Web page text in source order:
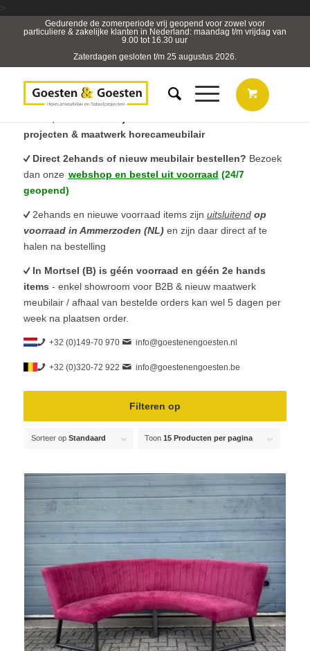
>
Gedurende de zomerperiode vrij geopend voor zowel voor
particuliere & zakelijke klanten in Nederland: maandag t/m vrijdag van
9.00 tot 16.30 uur
Zaterdagen gesloten t/m 25 augustus 2026.
projecten & maatwerk horecameubilair
Direct 2ehands of nieuw meubilair bestellen? Bezoek
dan onze webshop en bestel uit voorraad (24/7
geopend)
2ehands en nieuwe voorraad items zijn uitsluitend op
voorraad in Ammerzoden (NL)en zijn daar direct af te
halen na bestelling
In Mortsel (B) is géén voorraad en géén 2e hands
items - enkel showroom voor B2B & nieuw maatwerk
meubilair / afhaal van bestelde orders kan wel 5 dagen per
week na plaatsen order.
+32 (0)149-70 970 info@goestenengoesten.nl
+32 (0)320-72 922 info@goestenengoesten.be
Filteren op
Sorteer op Standaard Toon 15 Producten per pagina